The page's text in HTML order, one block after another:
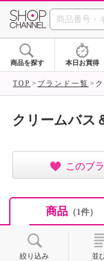
商品を探す 本日お買得
TOP ブランド一覧
クリームバス
このブ
商品（1件）
絞り込み 並